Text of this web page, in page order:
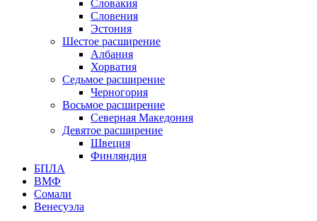
Словакия
Словения
Эстония
Шестое расширение
Албания
Хорватия
Седьмое расширение
Черногория
Восьмое расширение
Северная Македония
Девятое расширение
Швеция
Финляндия
БПЛА
ВМФ
Сомали
Венесуэла